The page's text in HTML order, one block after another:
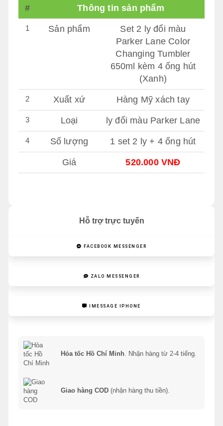
Hỗ trợ trực tuyến
FACEBOOK MESSENGER
ZALO MESSENGER
IMESSAGE IPHONE
Hỏa tốc Hồ Chí Minh. Nhận hàng từ 2-4 tiếng.
Giao hàng COD (nhận hàng thu tiền).
# Thông tin sản phẩm
1 Sản phẩm
Set 2 ly đổi màu
Parker Lane Color
Changing Tumbler
650ml kèm 4 ống hút
(Xanh)
2 Xuất xứ Hàng Mỹ xách tay
3 Loại ly đổi màu Parker Lane
4 Số lượng 1 set 2 ly + 4 ống hút
Giá 520.000 VNĐ